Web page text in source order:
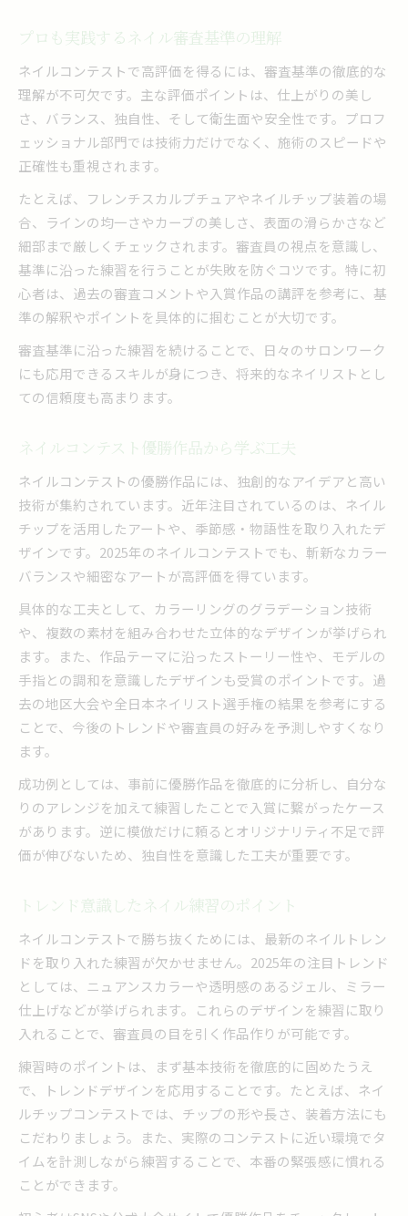
審査員が評価するネイルデザイン特徴
ネイルコンテストで映えるテーマ選び
チップ活用で勝つネイル技術のコツ
ネイルコンテストチップ制作の基本手順
チップ部門で光るネイル技術の磨き方
コンテスト用ネイルチップの選び方解説
tatネイルチップコンテスト対策の秘訣
プロも実践するネイル審査基準の理解
ネイルコンテストで高評価を得るには、審査基準の徹底的な
理解が不可欠です。主な評価ポイントは、仕上がりの美し
さ、バランス、独自性、そして衛生面や安全性です。プロフ
ェッショナル部門では技術力だけでなく、施術のスピードや
正確性も重視されます。
たとえば、フレンチスカルプチュアやネイルチップ装着の場
合、ラインの均一さやカーブの美しさ、表面の滑らかさなど
細部まで厳しくチェックされます。審査員の視点を意識し、
基準に沿った練習を行うことが失敗を防ぐコツです。特に初
心者は、過去の審査コメントや入賞作品の講評を参考に、基
準の解釈やポイントを具体的に掴むことが大切です。
審査基準に沿った練習を続けることで、日々のサロンワーク
にも応用できるスキルが身につき、将来的なネイリストとし
ての信頼度も高まります。
ネイルコンテスト優勝作品から学ぶ工夫
ネイルコンテストの優勝作品には、独創的なアイデアと高い
技術が集約されています。近年注目されているのは、ネイル
チップを活用したアートや、季節感・物語性を取り入れたデ
ザインです。2025年のネイルコンテストでも、斬新なカラー
バランスや細密なアートが高評価を得ています。
具体的な工夫として、カラーリングのグラデーション技術
や、複数の素材を組み合わせた立体的なデザインが挙げられ
ます。また、作品テーマに沿ったストーリー性や、モデルの
手指との調和を意識したデザインも受賞のポイントです。過
去の地区大会や全日本ネイリスト選手権の結果を参考にする
ことで、今後のトレンドや審査員の好みを予測しやすくなり
ます。
成功例としては、事前に優勝作品を徹底的に分析し、自分な
りのアレンジを加えて練習したことで入賞に繋がったケース
があります。逆に模倣だけに頼るとオリジナリティ不足で評
価が伸びないため、独自性を意識した工夫が重要です。
トレンド意識したネイル練習のポイント
ネイルコンテストで勝ち抜くためには、最新のネイルトレン
ドを取り入れた練習が欠かせません。2025年の注目トレンド
としては、ニュアンスカラーや透明感のあるジェル、ミラー
仕上げなどが挙げられます。これらのデザインを練習に取り
入れることで、審査員の目を引く作品作りが可能です。
練習時のポイントは、まず基本技術を徹底的に固めたうえ
で、トレンドデザインを応用することです。たとえば、ネイ
ルチップコンテストでは、チップの形や長さ、装着方法にも
こだわりましょう。また、実際のコンテストに近い環境でタ
イムを計測しながら練習することで、本番の緊張感に慣れる
ことができます。